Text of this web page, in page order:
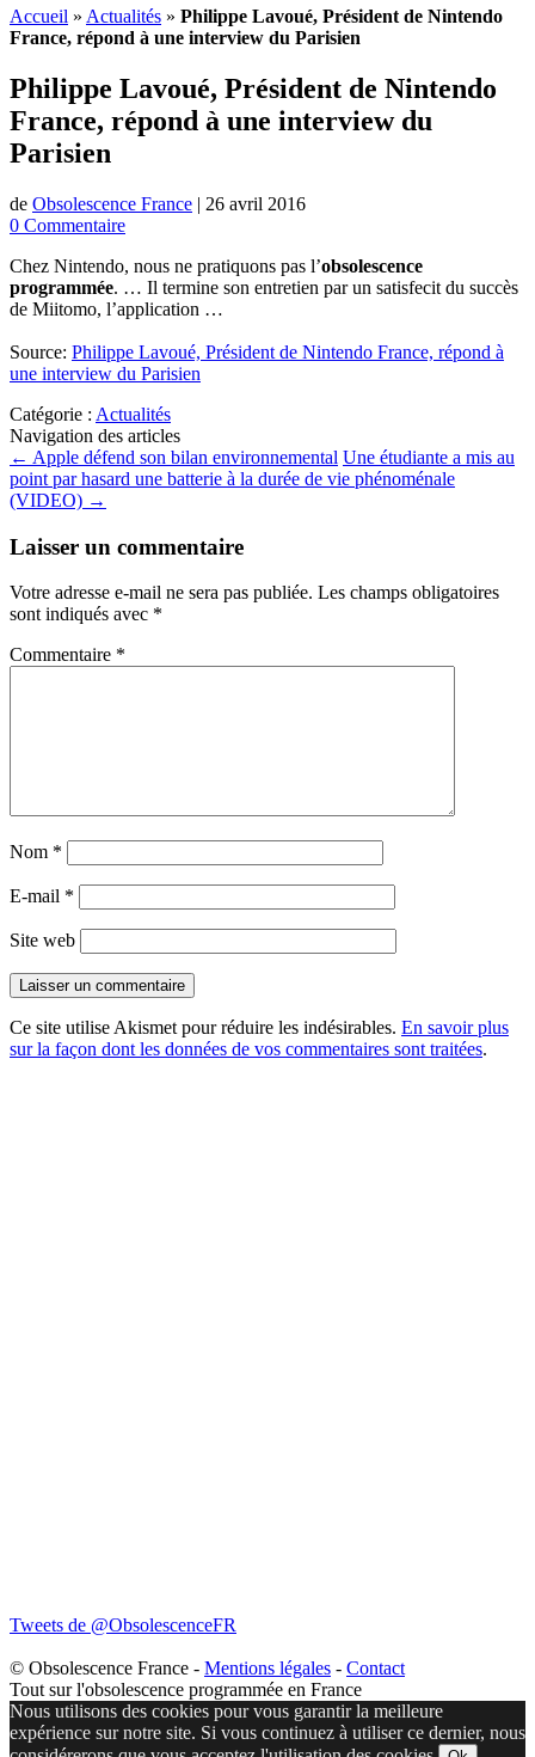
Accueil » Actualités » Philippe Lavoué, Président de Nintendo
France, répond à une interview du Parisien
Philippe Lavoué, Président de Nintendo
France, répond à une interview du
Parisien
de Obsolescence France | 26 avril 2016
0 Commentaire
Chez Nintendo, nous ne pratiquons pas l’obsolescence
programmée. … Il termine son entretien par un satisfecit du succès
de Miitomo, l’application …
Source: Philippe Lavoué, Président de Nintendo France, répond à
une interview du Parisien
Catégorie : Actualités
Navigation des articles
← Apple défend son bilan environnemental Une étudiante a mis au
point par hasard une batterie à la durée de vie phénoménale
(VIDEO) →
Laisser un commentaire
Votre adresse e-mail ne sera pas publiée. Les champs obligatoires
sont indiqués avec *
Commentaire *
Nom *
E-mail *
Site web
Ce site utilise Akismet pour réduire les indésirables. En savoir plus
sur la façon dont les données de vos commentaires sont traitées.
Tweets de @ObsolescenceFR
© Obsolescence France - Mentions légales - Contact
Tout sur l'obsolescence programmée en France
Nous utilisons des cookies pour vous garantir la meilleure
expérience sur notre site. Si vous continuez à utiliser ce dernier, nous